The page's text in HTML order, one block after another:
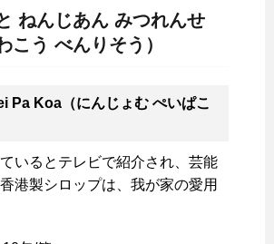
ねんじあん みつれんせ
こう べんりそう）
Pa Koa（にんじょむ ぺいぱこ
いるとテレビで紹介され、芸能
港製シロップは、我が家の愛用